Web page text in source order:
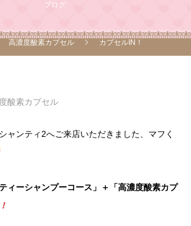
ブログ
高濃度酸素カプセル カプセルIN！
酸素カプセル
ャンティ2へご来店いただきました、マフく
ィーシャンプーコース」＋「高濃度酸素カプ
！